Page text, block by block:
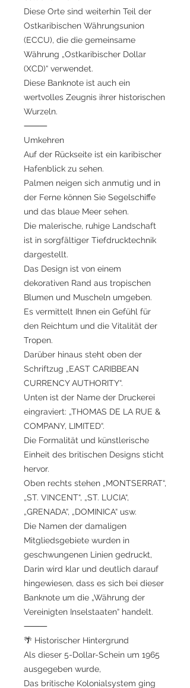
Diese Orte sind weiterhin Teil der
Ostkaribischen Währungsunion
(ECCU), die die gemeinsame
Währung „Ostkaribischer Dollar
(XCD)“ verwendet.
Diese Banknote ist auch ein
wertvolles Zeugnis ihrer historischen
Wurzeln.
⸻
Umkehren
Auf der Rückseite ist ein karibischer
Hafenblick zu sehen.
Palmen neigen sich anmutig und in
der Ferne können Sie Segelschiffe
und das blaue Meer sehen.
Die malerische, ruhige Landschaft
ist in sorgfältiger Tiefdrucktechnik
dargestellt.
Das Design ist von einem
dekorativen Rand aus tropischen
Blumen und Muscheln umgeben.
Es vermittelt Ihnen ein Gefühl für
den Reichtum und die Vitalität der
Tropen.
Darüber hinaus steht oben der
Schriftzug „EAST CARIBBEAN
CURRENCY AUTHORITY“.
Unten ist der Name der Druckerei
eingraviert: „THOMAS DE LA RUE &
COMPANY, LIMITED“.
Die Formalität und künstlerische
Einheit des britischen Designs sticht
hervor.
Oben rechts stehen „MONTSERRAT“,
„ST. VINCENT“, „ST. LUCIA“,
„GRENADA“, „DOMINICA“ usw.
Die Namen der damaligen
Mitgliedsgebiete wurden in
geschwungenen Linien gedruckt,
Darin wird klar und deutlich darauf
hingewiesen, dass es sich bei dieser
Banknote um die „Währung der
Vereinigten Inselstaaten“ handelt.
⸻
🌴 Historischer Hintergrund
Als dieser 5-Dollar-Schein um 1965
ausgegeben wurde,
Das britische Kolonialsystem ging